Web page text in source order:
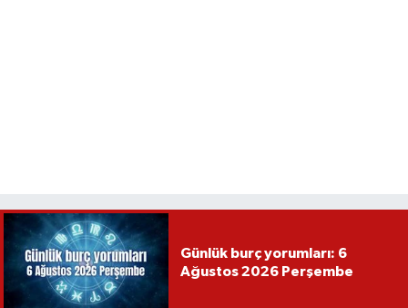
Günlük burç yorumları: 6
Ağustos 2026 Perşembe